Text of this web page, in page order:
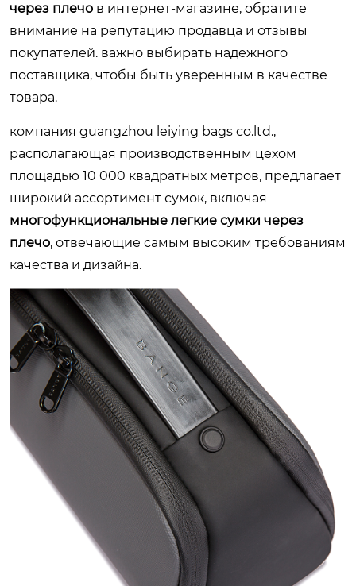
через плечо в интернет-магазине, обратите
внимание на репутацию продавца и отзывы
покупателей. важно выбирать надежного
поставщика, чтобы быть уверенным в качестве
товара.
компания guangzhou leiying bags co.ltd.,
располагающая производственным цехом
площадью 10 000 квадратных метров, предлагает
широкий ассортимент сумок, включая
многофункциональные легкие сумки через
плечо, отвечающие самым высоким требованиям
качества и дизайна.